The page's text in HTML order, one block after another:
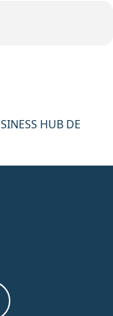
HUB DE